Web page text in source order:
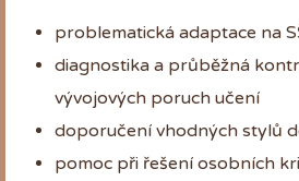
problematická adaptace na
diagnostika a průběžná
vývojových poruch učení
doporučení vhodných stylů
pomoc při řešení osobních